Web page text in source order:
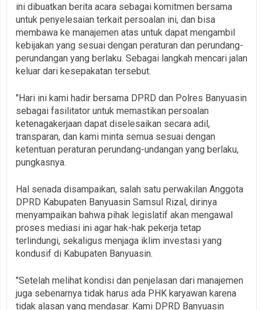
ini dibuatkan berita acara sebagai komitmen bersama
untuk penyelesaian terkait persoalan ini, dan bisa
membawa ke manajemen atas untuk dapat mengambil
kebijakan yang sesuai dengan peraturan dan perundang-
perundangan yang berlaku. Sebagai langkah mencari jalan
keluar dari kesepakatan tersebut.
‎"Hari ini kami hadir bersama DPRD dan Polres Banyuasin
sebagai fasilitator untuk memastikan persoalan
ketenagakerjaan dapat diselesaikan secara adil,
transparan, dan kami minta semua sesuai dengan
ketentuan peraturan perundang-undangan yang berlaku,
pungkasnya.
‎Hal senada disampaikan, salah satu perwakilan Anggota
DPRD Kabupaten Banyuasin Samsul Rizal, dirinya
menyampaikan bahwa pihak legislatif akan mengawal
proses mediasi ini agar hak-hak pekerja tetap
terlindungi, sekaligus menjaga iklim investasi yang
kondusif di Kabupaten Banyuasin.
‎"Setelah melihat kondisi dan penjelasan dari manajemen
juga sebenarnya tidak harus ada PHK karyawan karena
tidak alasan yang mendasar. Kami DPRD Banyuasin